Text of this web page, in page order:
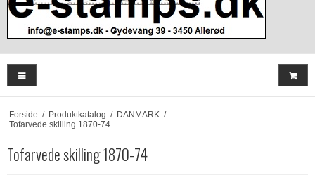
Forside / Produktkatalog / DANMARK /
Tofarvede skilling 1870-74
Tofarvede skilling 1870-74